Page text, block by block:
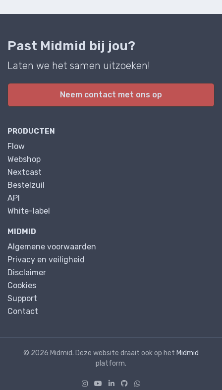
Past Midmid bij jou?
Laten we het samen uitzoeken!
Neem contact met ons op
PRODUCTEN
Flow
Webshop
Nextcast
Bestelzuil
API
White-label
MIDMID
Algemene voorwaarden
Privacy en veiligheid
Disclaimer
Cookies
Support
Contact
© 2026 Midmid. Deze website draait ook op het Midmid
platform.